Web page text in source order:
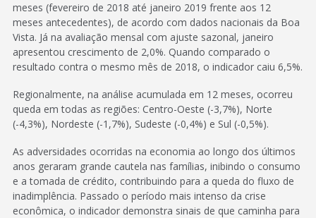
meses (fevereiro de 2018 até janeiro 2019 frente aos 12
meses antecedentes), de acordo com dados nacionais da Boa
Vista. Já na avaliação mensal com ajuste sazonal, janeiro
apresentou crescimento de 2,0%. Quando comparado o
resultado contra o mesmo mês de 2018, o indicador caiu 6,5%.
Regionalmente, na análise acumulada em 12 meses, ocorreu
queda em todas as regiões: Centro-Oeste (-3,7%), Norte
(-4,3%), Nordeste (-1,7%), Sudeste (-0,4%) e Sul (-0,5%).
As adversidades ocorridas na economia ao longo dos últimos
anos geraram grande cautela nas famílias, inibindo o consumo
e a tomada de crédito, contribuindo para a queda do fluxo de
inadimplência. Passado o período mais intenso da crise
econômica, o indicador demonstra sinais de que caminha para